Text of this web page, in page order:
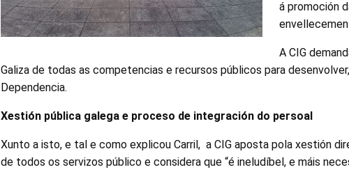
á promoción
A CIG
Galiza de todas as competencias e recursos públicos para
Dependencia.
Xestión pública galega e proceso de integración do persoal
Xunto a isto, e tal e como explicou Carril, a CIG aposta pola xestión
de todos os servizos público e considera que “é ineludíbel, e máis